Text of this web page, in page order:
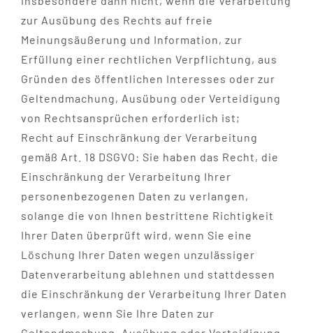
zur Ausübung des Rechts auf freie
Meinungsäußerung und Information, zur
Erfüllung einer rechtlichen Verpflichtung, aus
Gründen des öffentlichen Interesses oder zur
Geltendmachung, Ausübung oder Verteidigung
von Rechtsansprüchen erforderlich ist;
Recht auf Einschränkung der Verarbeitung
gemäß Art. 18 DSGVO: Sie haben das Recht, die
Einschränkung der Verarbeitung Ihrer
personenbezogenen Daten zu verlangen,
solange die von Ihnen bestrittene Richtigkeit
Ihrer Daten überprüft wird, wenn Sie eine
Löschung Ihrer Daten wegen unzulässiger
Datenverarbeitung ablehnen und stattdessen
die Einschränkung der Verarbeitung Ihrer Daten
verlangen, wenn Sie Ihre Daten zur